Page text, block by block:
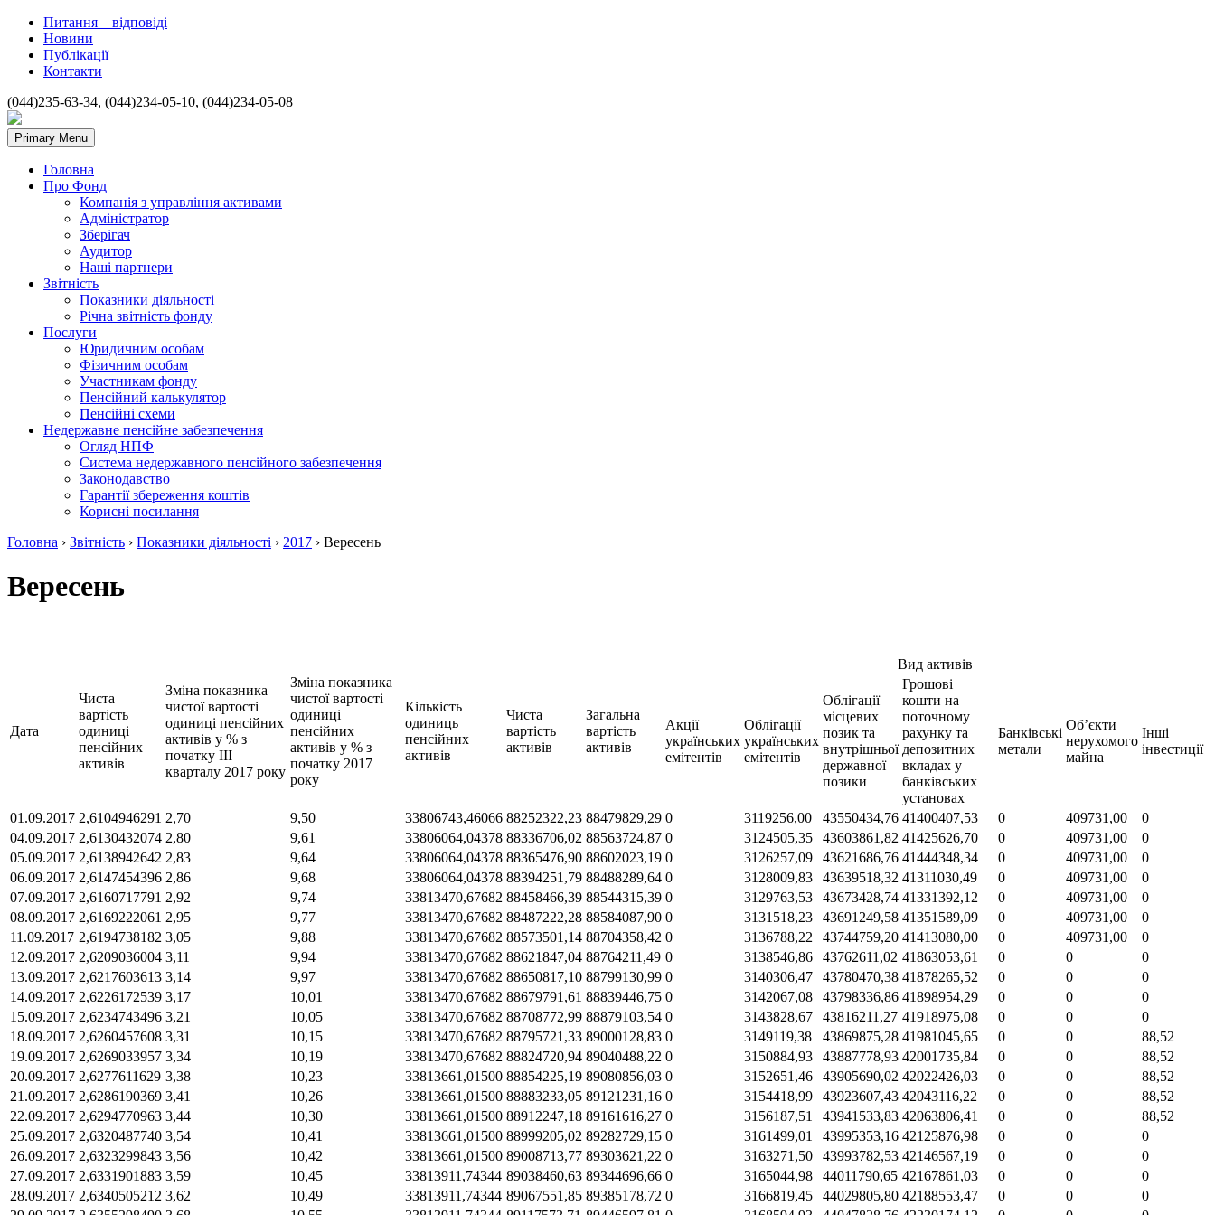
Питання – відповіді
Новини
Публікації
Контакти
(044)235-63-34, (044)234-05-10, (044)234-05-08
Primary Menu
Головна
Про Фонд
Компанія з управління активами
Адміністратор
Зберігач
Аудитор
Наші партнери
Звітність
Показники діяльності
Річна звітність фонду
Послуги
Юридичним особам
Фізичним особам
Участникам фонду
Пенсійний калькулятор
Пенсійні схеми
Недержавне пенсійне забезпечення
Огляд НПФ
Система недержавного пенсійного забезпечення
Законодавство
Гарантії збереження коштів
Корисні посилання
Головна › Звітність › Показники діяльності › 2017 › Вересень
Вересень
Дата
Чиста
вартість
одиниці
пенсійних
активів
Зміна показника
чистої вартості
одиниці пенсійних
активів у % з
початку III
кварталу 2017 року
Зміна показника
чистої вартості
одиниці
пенсійних
активів у % з
початку 2017
року
Кількість
одиниць
пенсійних
активів
Чиста
вартість
активів
Загальна
вартість
активів
Вид активів
Акції
українських
емітентів
Облігації
українських
емітентів
Облігації
місцевих
позик та
внутрішньої
державної
позики
Грошові
кошти на
поточному
рахунку та
депозитних
вкладах у
банківських
установах
Банківські
метали
Об’єкти
нерухомого
майна
Інші
інвестиції
01.09.2017 2,6104946291 2,70 9,50 33806743,46066 88252322,23 88479829,29 0 3119256,00 43550434,76 41400407,53 0 409731,00
0
04.09.2017 2,6130432074 2,80 9,61 33806064,04378 88336706,02 88563724,87 0 3124505,35 43603861,82 41425626,70 0 409731,00
0
05.09.2017 2,6138942642 2,83 9,64 33806064,04378 88365476,90 88602023,19 0 3126257,09 43621686,76 41444348,34 0 409731,00
0
06.09.2017 2,6147454396 2,86 9,68 33806064,04378 88394251,79 88488289,64 0 3128009,83 43639518,32 41311030,49 0 409731,00
0
07.09.2017 2,6160717791 2,92 9,74 33813470,67682 88458466,39 88544315,39 0 3129763,53 43673428,74 41331392,12 0 409731,00
0
08.09.2017 2,6169222061 2,95 9,77 33813470,67682 88487222,28 88584087,90 0 3131518,23 43691249,58 41351589,09 0 409731,00
0
11.09.2017 2,6194738182 3,05 9,88 33813470,67682 88573501,14 88704358,42 0 3136788,22 43744759,20 41413080,00 0 409731,00
0
12.09.2017 2,6209036004 3,11 9,94 33813470,67682 88621847,04 88764211,49 0 3138546,86 43762611,02 41863053,61 0 0
0
13.09.2017 2,6217603613 3,14 9,97 33813470,67682 88650817,10 88799130,99 0 3140306,47 43780470,38 41878265,52 0 0
0
14.09.2017 2,6226172539 3,17 10,01 33813470,67682 88679791,61 88839446,75 0 3142067,08 43798336,86 41898954,29 0 0
0
15.09.2017 2,6234743496 3,21 10,05 33813470,67682 88708772,99 88879103,54 0 3143828,67 43816211,27 41918975,08 0 0
0
18.09.2017 2,6260457608 3,31 10,15 33813470,67682 88795721,33 89000128,83 0 3149119,38 43869875,28 41981045,65 0 0
88,52
19.09.2017 2,6269033957 3,34 10,19 33813470,67682 88824720,94 89040488,22 0 3150884,93 43887778,93 42001735,84 0 0
88,52
20.09.2017 2,6277611629 3,38 10,23 33813661,01500 88854225,19 89080856,03 0 3152651,46 43905690,02 42022426,03 0 0
88,52
21.09.2017 2,6286190369 3,41 10,26 33813661,01500 88883233,05 89121231,16 0 3154418,99 43923607,43 42043116,22 0 0
88,52
22.09.2017 2,6294770963 3,44 10,30 33813661,01500 88912247,18 89161616,27 0 3156187,51 43941533,83 42063806,41 0 0
88,52
25.09.2017 2,6320487740 3,54 10,41 33813661,01500 88999205,02 89282729,15 0 3161499,01 43995353,16 42125876,98 0 0
0
26.09.2017 2,6323299843 3,56 10,42 33813661,01500 89008713,77 89303621,22 0 3163271,50 43993782,53 42146567,19 0 0
0
27.09.2017 2,6331901883 3,59 10,45 33813911,74344 89038460,63 89344696,66 0 3165044,98 44011790,65 42167861,03 0 0
0
28.09.2017 2,6340505212 3,62 10,49 33813911,74344 89067551,85 89385178,72 0 3166819,45 44029805,80 42188553,47 0 0
0